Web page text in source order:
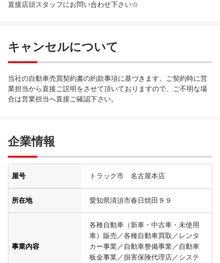
直接店頭スタッフにお問い合わせ下さい☆
キャンセルについて
当社の自動車売買契約書の約款事項に基づきます。ご契約時に営
業担当から直接ご説明をさせて頂いておりますので、ご不明な場
合は営業担当へ直接ご確認下さい。
企業情報
屋号 トラック市 名古屋本店
所在地 愛知県清須市春日焼田９９
事業内容
各種自動車（新車・中古車・未使用
車）販売／各種自動車買取／レンタ
カー事業／自動車整備事業／自動車
板金事業／損害保険代理店／システ